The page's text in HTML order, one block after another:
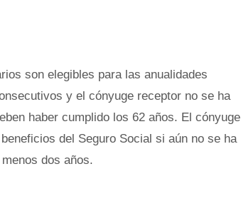
son elegibles para las anualidades
y el cónyuge receptor no se ha
haber cumplido los 62 años. El cónyuge
del Seguro Social si aún no se ha
dos años.